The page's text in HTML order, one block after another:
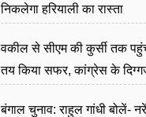
निकलेगा हरियाली का रास्ता
वकील से सीएम की कुर्सी तक
तय किया सफर, कांग्रेस के
बंगाल चुनाव: राहुल गांधी बोलें-